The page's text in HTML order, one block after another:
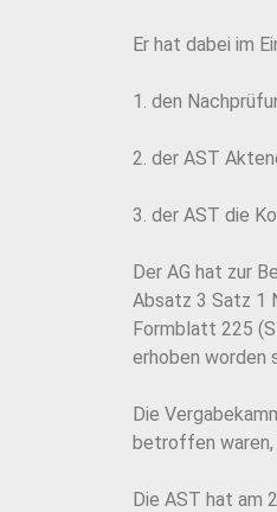
Er hat dabei im
1. den
2. der AST
3. der AST die
Der AG hat zur
Absatz 3 Satz 1
Formblatt 225
erhoben worden
Die
betroffen waren,
Die AST hat am